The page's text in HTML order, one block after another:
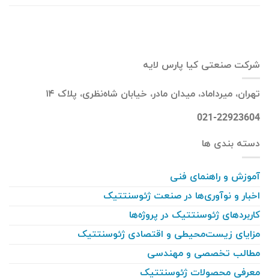
شرکت صنعتی کیا پارس لایه
تهران، میرداماد، میدان مادر، خیابان شاه‌نظری، پلاک ۱۴
021-22923604
دسته بندی ها
آموزش و راهنمای فنی
اخبار و نوآوری‌ها در صنعت ژئوسنتتیک
کاربردهای ژئوسنتتیک در پروژه‌ها
مزایای زیست‌محیطی و اقتصادی ژئوسنتتیک
مطالب تخصصی و مهندسی
معرفی محصولات ژئوسنتتیک